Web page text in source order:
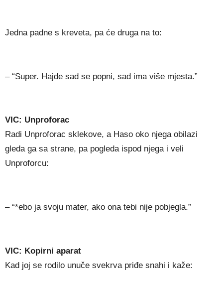
Jedna padne s kreveta, pa će druga na to:
– “Super. Hajde sad se popni, sad ima više mjesta.”
VIC: Unproforac
Radi Unproforac sklekove, a Haso oko njega obilazi
gleda ga sa strane, pa pogleda ispod njega i veli
Unproforcu:
– “*ebo ja svoju mater, ako ona tebi nije pobjegla.”
VIC: Kopirni aparat
Kad joj se rodilo unuče svekrva priđe snahi i kaže: